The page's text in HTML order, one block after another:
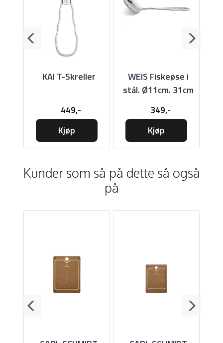
KAI T-Skreller
449,-
Kjøp
WEIS Fiskeøse i
stål. Ø11cm. 31cm
349,-
Kjøp
Kunder som så på dette så også
på